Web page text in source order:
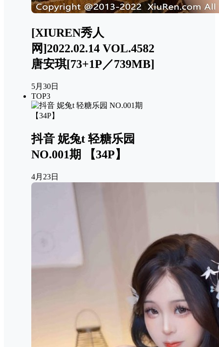
[XIUREN秀人
网]2022.02.14 VOL.4582
唐安琪[73+1P／739MB]
5月30日
TOP3
抖音 妮兔t 轻糖乐园
NO.001期 【34P】
4月23日